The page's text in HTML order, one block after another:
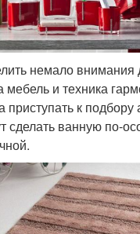
немало внимания
мебель и техника
к подбору
сделать ванную по-